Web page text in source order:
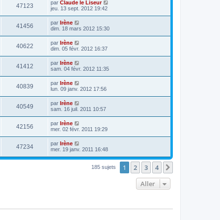
47123 par Claude le Liseur
jeu. 13 sept. 2012 19:42
41456 par Irène
dim. 18 mars 2012 15:30
40622 par Irène
dim. 05 févr. 2012 16:37
41412 par Irène
sam. 04 févr. 2012 11:35
40839 par Irène
lun. 09 janv. 2012 17:56
40549 par Irène
sam. 16 juil. 2011 10:57
42156 par Irène
mer. 02 févr. 2011 19:29
47234 par Irène
mer. 19 janv. 2011 16:48
185 sujets 1 2 3 4
Aller